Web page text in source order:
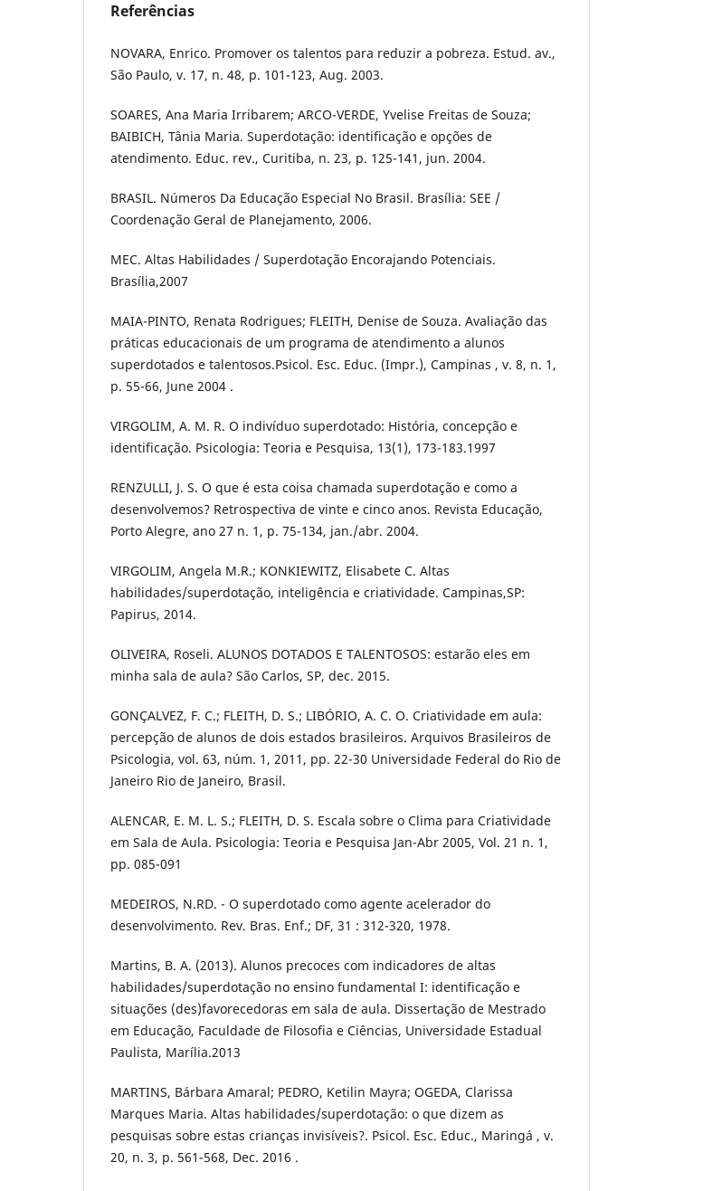
Referências
NOVARA, Enrico. Promover os talentos para reduzir a pobreza. Estud. av.,
São Paulo, v. 17, n. 48, p. 101-123, Aug. 2003.
SOARES, Ana Maria Irribarem; ARCO-VERDE, Yvelise Freitas de Souza;
BAIBICH, Tânia Maria. Superdotação: identificação e opções de
atendimento. Educ. rev., Curitiba, n. 23, p. 125-141, jun. 2004.
BRASIL. Números Da Educação Especial No Brasil. Brasília: SEE /
Coordenação Geral de Planejamento, 2006.
MEC. Altas Habilidades / Superdotação Encorajando Potenciais.
Brasília,2007
MAIA-PINTO, Renata Rodrigues; FLEITH, Denise de Souza. Avaliação das
práticas educacionais de um programa de atendimento a alunos
superdotados e talentosos.Psicol. Esc. Educ. (Impr.), Campinas , v. 8, n. 1,
p. 55-66, June 2004 .
VIRGOLIM, A. M. R. O indivíduo superdotado: História, concepção e
identificação. Psicologia: Teoria e Pesquisa, 13(1), 173-183.1997
RENZULLI, J. S. O que é esta coisa chamada superdotação e como a
desenvolvemos? Retrospectiva de vinte e cinco anos. Revista Educação,
Porto Alegre, ano 27 n. 1, p. 75-134, jan./abr. 2004.
VIRGOLIM, Angela M.R.; KONKIEWITZ, Elisabete C. Altas
habilidades/superdotação, inteligência e criatividade. Campinas,SP:
Papirus, 2014.
OLIVEIRA, Roseli. ALUNOS DOTADOS E TALENTOSOS: estarão eles em
minha sala de aula? São Carlos, SP, dec. 2015.
GONÇALVEZ, F. C.; FLEITH, D. S.; LIBÓRIO, A. C. O. Criatividade em aula:
percepção de alunos de dois estados brasileiros. Arquivos Brasileiros de
Psicologia, vol. 63, núm. 1, 2011, pp. 22-30 Universidade Federal do Rio de
Janeiro Rio de Janeiro, Brasil.
ALENCAR, E. M. L. S.; FLEITH, D. S. Escala sobre o Clima para Criatividade
em Sala de Aula. Psicologia: Teoria e Pesquisa Jan-Abr 2005, Vol. 21 n. 1,
pp. 085-091
MEDEIROS, N.RD. - O superdotado como agente acelerador do
desenvolvimento. Rev. Bras. Enf.; DF, 31 : 312-320, 1978.
Martins, B. A. (2013). Alunos precoces com indicadores de altas
habilidades/superdotação no ensino fundamental I: identificação e
situações (des)favorecedoras em sala de aula. Dissertação de Mestrado
em Educação, Faculdade de Filosofia e Ciências, Universidade Estadual
Paulista, Marília.2013
MARTINS, Bárbara Amaral; PEDRO, Ketilin Mayra; OGEDA, Clarissa
Marques Maria. Altas habilidades/superdotação: o que dizem as
pesquisas sobre estas crianças invisíveis?. Psicol. Esc. Educ., Maringá , v.
20, n. 3, p. 561-568, Dec. 2016 .